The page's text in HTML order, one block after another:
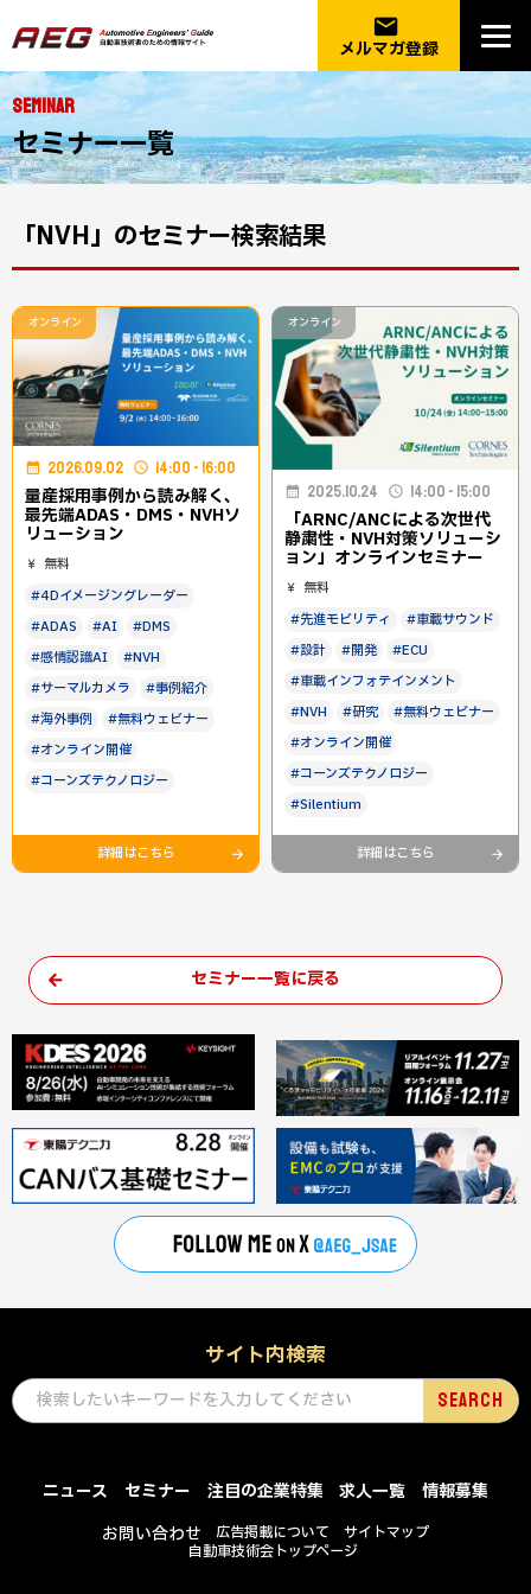
email
メルマガ登録
SEMINAR
セミナー一覧
「NVH」のセミナー検索結果
オンライン
2026.09.02 14:00 - 16:00
量産採用事例から読み解く、
最先端ADAS・DMS・NVHソ
リューション
無料
#4Dイメージングレーダー
#ADAS
#AI
#DMS
#感情認識AI
#NVH
#サーマルカメラ
#事例紹介
#海外事例
#無料ウェビナー
#オンライン開催
#コーンズテクノロジー
詳細はこちら
オンライン
2025.10.24 14:00 - 15:00
「ARNC/ANCによる次世代
静粛性・NVH対策ソリューシ
ョン」オンラインセミナー
無料
#先進モビリティ
#車載サウンド
#設計
#開発
#ECU
#車載インフォテインメント
#NVH
#研究
#無料ウェビナー
#オンライン開催
#コーンズテクノロジー
#Silentium
詳細はこちら
セミナー一覧に戻る
サイト内検索
ニュース セミナー 注目の企業特集 求人一覧
情報募集
お問い合わせ
広告掲載について
サイトマップ
自動車技術会トップページ